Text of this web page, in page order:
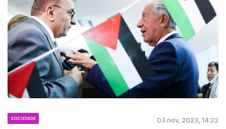
SOCIEDADE 03 nov, 2023, 14:22